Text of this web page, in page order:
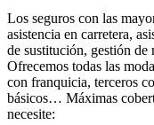
Los seguros con las
asistencia en carretera,
de sustitución, gestión de
Ofrecemos todas las
con franquicia, terceros
básicos… Máximas
necesite: